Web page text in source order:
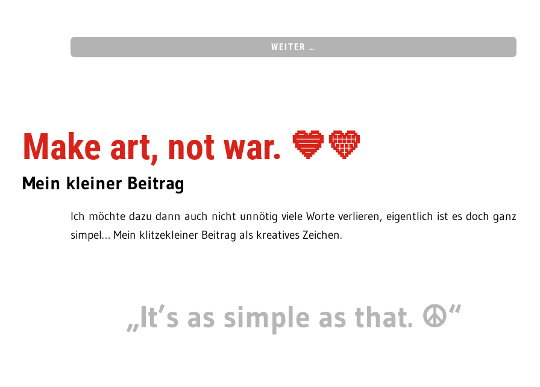
WEITER …
Make art, not war. 💙💛
Mein kleiner Beitrag
Ich möchte dazu dann auch nicht unnötig viele Worte verlieren, eigentlich ist es doch ganz
simpel… Mein klitzekleiner Beitrag als kreatives Zeichen.
„It’s as simple as that. ☮️“